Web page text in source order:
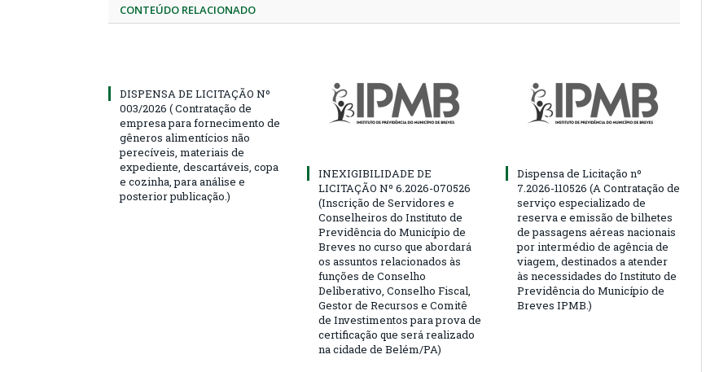
CONTEÚDO RELACIONADO
DISPENSA DE LICITAÇÃO Nº
003/2026 ( Contratação de
empresa para fornecimento de
gêneros alimentícios não
perecíveis, materiais de
expediente, descartáveis, copa
e cozinha, para análise e
posterior publicação.)
INEXIGIBILIDADE DE
LICITAÇÃO Nº 6.2026-070526
(Inscrição de Servidores e
Conselheiros do Instituto de
Previdência do Município de
Breves no curso que abordará
os assuntos relacionados às
funções de Conselho
Deliberativo, Conselho Fiscal,
Gestor de Recursos e Comitê
de Investimentos para prova de
certificação que será realizado
na cidade de Belém/PA)
Dispensa de Licitação nº
7.2026-110526 (A Contratação de
serviço especializado de
reserva e emissão de bilhetes
de passagens aéreas nacionais
por intermédio de agência de
viagem, destinados a atender
às necessidades do Instituto de
Previdência do Município de
Breves IPMB.)